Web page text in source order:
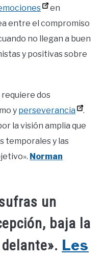
en
entre el compromiso
no llegan a buen
y positivas sobre
requiere dos
y perseverancia
.
la visión amplia que
temporales y las
Norman
un
baja la
Les